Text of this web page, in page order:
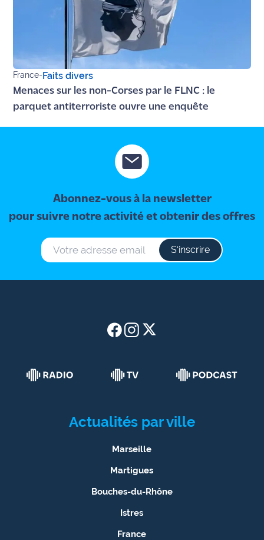
France-Faits divers
Menaces sur les non-Corses par le FLNC : le
parquet antiterroriste ouvre une enquête
Abonnez-vous à la newsletter
pour suivre notre activité et obtenir des offres
S‘inscrire
Actualités par ville
Marseille
Martigues
Bouches-du-Rhône
Istres
France